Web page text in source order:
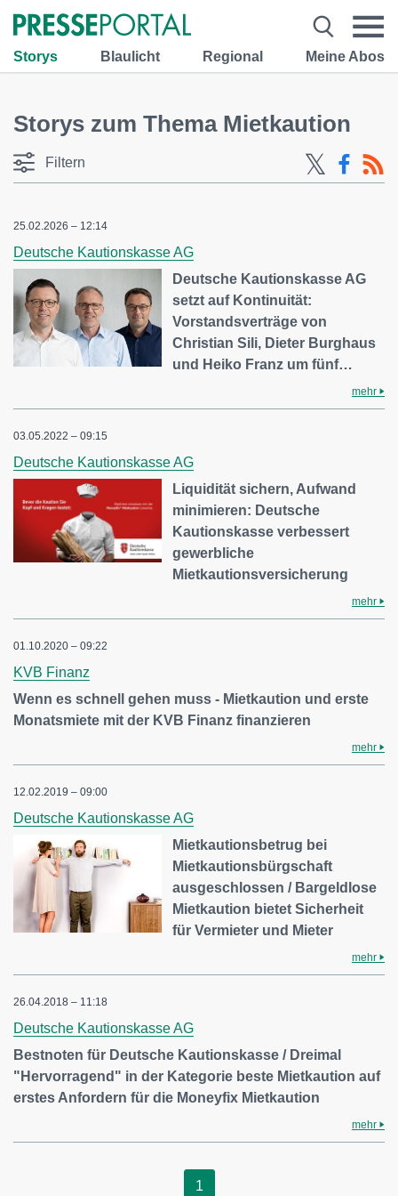
Storys Blaulicht Regional Meine Abos
Storys zum Thema Mietkaution
Filtern
25.02.2026 – 12:14
Deutsche Kautionskasse AG
Deutsche Kautionskasse AG
setzt auf Kontinuität:
Vorstandsverträge von
Christian Sili, Dieter Burghaus
und Heiko Franz um fünf…
mehr
03.05.2022 – 09:15
Deutsche Kautionskasse AG
Liquidität sichern, Aufwand
minimieren: Deutsche
Kautionskasse verbessert
gewerbliche
Mietkautionsversicherung
mehr
01.10.2020 – 09:22
KVB Finanz
Wenn es schnell gehen muss - Mietkaution und erste
Monatsmiete mit der KVB Finanz finanzieren
mehr
12.02.2019 – 09:00
Deutsche Kautionskasse AG
Mietkautionsbetrug bei
Mietkautionsbürgschaft
ausgeschlossen / Bargeldlose
Mietkaution bietet Sicherheit
für Vermieter und Mieter
mehr
26.04.2018 – 11:18
Deutsche Kautionskasse AG
Bestnoten für Deutsche Kautionskasse / Dreimal
"Hervorragend" in der Kategorie beste Mietkaution auf
erstes Anfordern für die Moneyfix Mietkaution
mehr
1